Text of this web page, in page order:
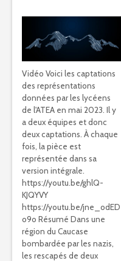
Vidéo Voici les captations
des représentations
données par les lycéens
de l'ATEA en mai 2023. Il y
a deux équipes et donc
deux captations. À chaque
fois, la pièce est
représentée dans sa
version intégrale.
https://youtu.be/ghlQ-
KJQYVY
https://youtu.be/jne_odED
o9o Résumé Dans une
région du Caucase
bombardée par les nazis,
les rescapés de deux